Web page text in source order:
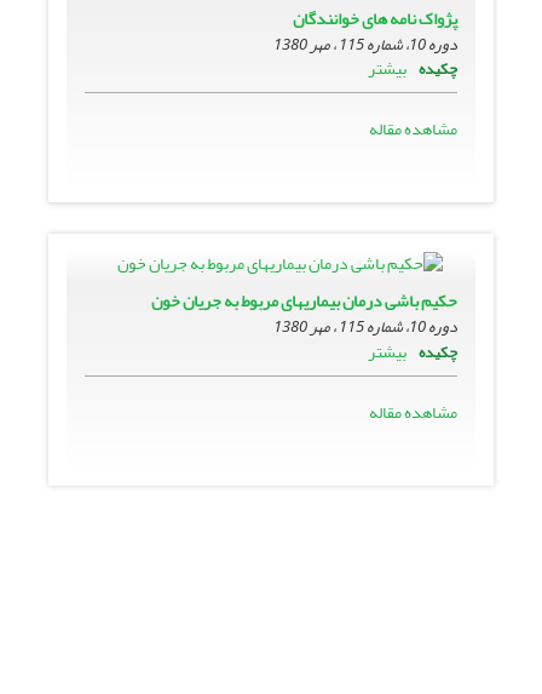
پژواک نامه هاى خوانندگان
دوره 10، شماره 115 ، مهر 1380
چکیده بیشتر
مشاهده مقاله
حکیم باشى درمان بیماریهاى مربوط به جریان خون
دوره 10، شماره 115 ، مهر 1380
چکیده بیشتر
مشاهده مقاله